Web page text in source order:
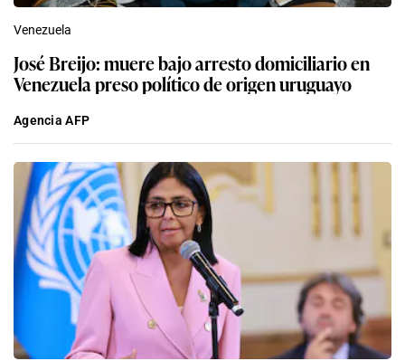
Venezuela
José Breijo: muere bajo arresto domiciliario en
Venezuela preso político de origen uruguayo
Agencia AFP